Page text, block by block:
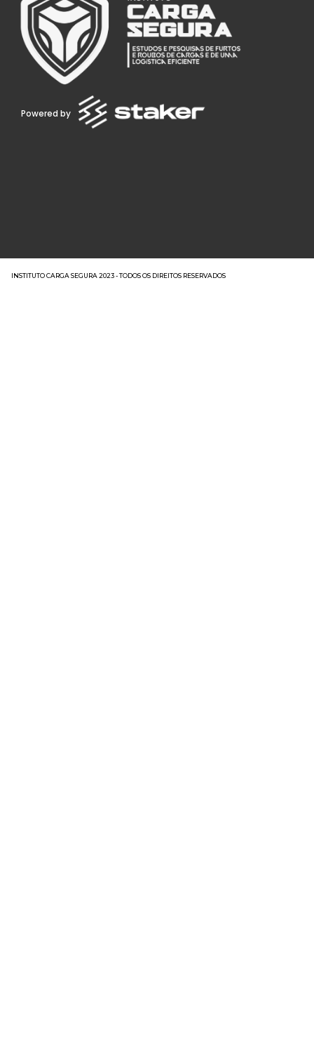
Powered by
INSTITUTO CARGA SEGURA 2023 - TODOS OS DIREITOS RESERVADOS